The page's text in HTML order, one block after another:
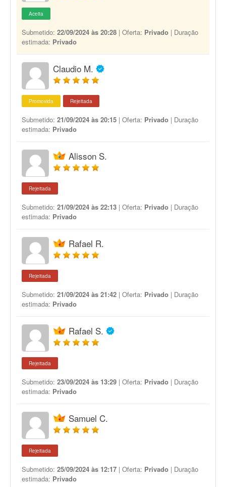
Aceita
Submetido: 22/09/2024 às 20:28 | Oferta: Privado | Duração
estimada: Privado
Claudio M.
Promovida Rejeitada
Submetido: 21/09/2024 às 20:15 | Oferta: Privado | Duração
estimada: Privado
Alisson S.
Rejeitada
Submetido: 21/09/2024 às 22:13 | Oferta: Privado | Duração
estimada: Privado
Rafael R.
Rejeitada
Submetido: 21/09/2024 às 21:42 | Oferta: Privado | Duração
estimada: Privado
Rafael S.
Rejeitada
Submetido: 23/09/2024 às 13:29 | Oferta: Privado | Duração
estimada: Privado
Samuel C.
Rejeitada
Submetido: 25/09/2024 às 12:17 | Oferta: Privado | Duração
estimada: Privado